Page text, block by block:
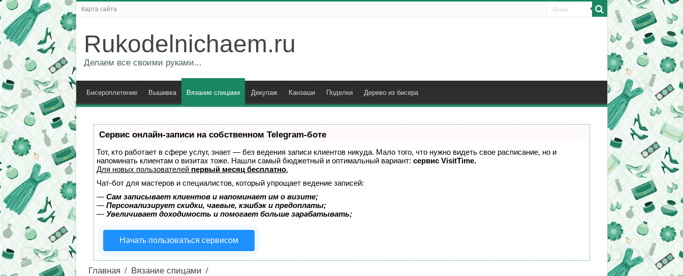
Карта сайта
Rukodelnichaem.ru
Делаем все своими руками...
Бисероплетение Вышивка Вязание спицами Декупаж Канзаши Поделки Дерево из бисера
Сервис онлайн-записи на собственном Telegram-боте
Тот, кто работает в сфере услуг, знает — без ведения записи клиентов никуда. Мало того, что нужно видеть свое расписание, но и
напоминать клиентам о визитах тоже. Нашли самый бюджетный и оптимальный вариант: сервис VisitTime.
Для новых пользователей первый месяц бесплатно.
Чат-бот для мастеров и специалистов, который упрощает ведение записей:
— Сам записывает клиентов и напоминает им о визите;
— Персонализирует скидки, чаевые, кэшбэк и предоплаты;
— Увеличивает доходимость и помогает больше зарабатывать;
Начать пользоваться сервисом
Главная / Вязание спицами /